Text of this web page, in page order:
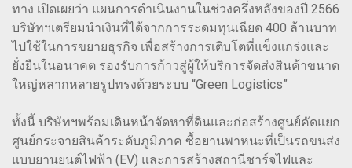
ทาง เปิดเผยว่า แผนการดำเนินงานในช่วงครึ่งหลังของปี 2566
บริษัทฯเตรียมนำเงินที่ได้จากการระดมทุนเฉียด 400 ล้านบาท
ไปใช้ในการขยายธุรกิจ เพื่อสร้างการเติบโตที่แข็งแกร่งและ
ยั่งยืนในอนาคต รองรับการก้าวสู่ผู้ให้บริการจัดส่งสินค้าขนาด
ใหญ่หลากหลายรูปทรงด้วยระบบ “Green Logistics”
ทั้งนี้ บริษัทฯพร้อมเดินหน้าจัดหาที่ดินและก่อสร้างศูนย์คัดแยก
ศูนย์กระจายสินค้าระดับภูมิภาค ซื้อยานพาหนะที่เป็นรถขนส่ง
แบบยานยนต์ไฟฟ้า (EV) และการสร้างสถานีชาร์จไฟและ